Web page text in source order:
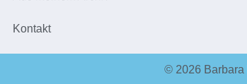
Kontakt
© 2026 Barbara